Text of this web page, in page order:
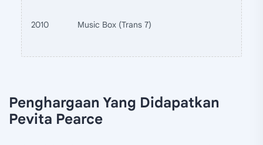
2010 Music Box (Trans 7)
Penghargaan Yang Didapatkan
Pevita Pearce